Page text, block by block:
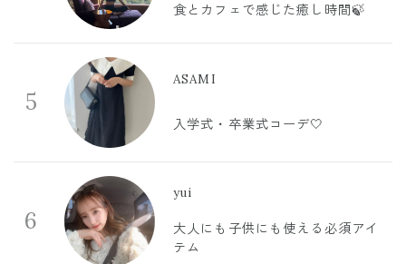
食とカフェで感じた癒し時間🍃
5
ASAMI
入学式・卒業式コーデ🤍
6
yui
大人にも子供にも使える必須アイ
テム